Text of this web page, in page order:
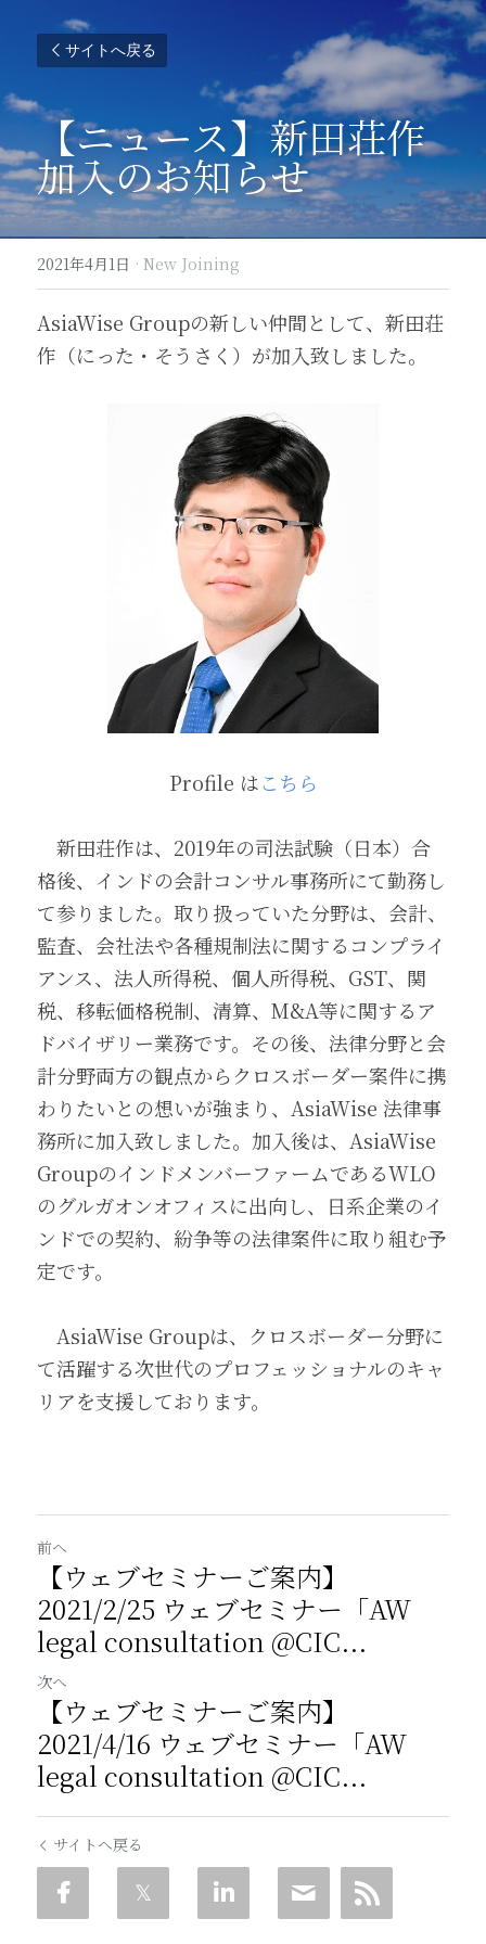
サイトへ戻る
【ニュース】新田荘作
加入のお知らせ
2021年4月1日 · New Joining
AsiaWise Groupの新しい仲間として、新田荘
作（にった・そうさく）が加入致しました。
Profile はこちら
新田荘作は、2019年の司法試験（日本）合
格後、インドの会計コンサル事務所にて勤務し
て参りました。取り扱っていた分野は、会計、
監査、会社法や各種規制法に関するコンプライ
アンス、法人所得税、個人所得税、GST、関
税、移転価格税制、清算、M&A等に関するア
ドバイザリー業務です。その後、法律分野と会
計分野両方の観点からクロスボーダー案件に携
わりたいとの想いが強まり、AsiaWise 法律事
務所に加入致しました。加入後は、AsiaWise
GroupのインドメンバーファームであるWLO
のグルガオンオフィスに出向し、日系企業のイ
ンドでの契約、紛争等の法律案件に取り組む予
定です。
AsiaWise Groupは、クロスボーダー分野に
て活躍する次世代のプロフェッショナルのキャ
リアを支援しております。
前へ
【ウェブセミナーご案内】
2021/2/25 ウェブセミナー「AW
legal consultation @CIC...
次へ
【ウェブセミナーご案内】
2021/4/16 ウェブセミナー「AW
legal consultation @CIC...
サイトへ戻る